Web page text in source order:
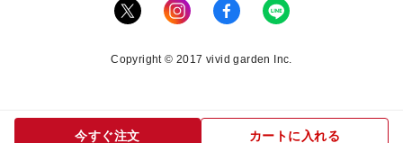
今すぐ注文 カートに入れる
Copyright © 2017 vivid garden Inc.